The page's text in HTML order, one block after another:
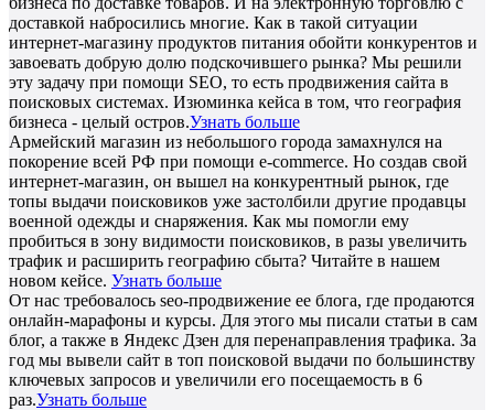
доставкой набросились многие. Как в такой ситуации
интернет-магазину продуктов питания обойти конкурентов и
завоевать добрую долю подскочившего рынка? Мы решили
эту задачу при помощи SEO, то есть продвижения сайта в
поисковых системах. Изюминка кейса в том, что география
бизнеса - целый остров.Узнать больше
Армейский магазин из небольшого города замахнулся на
покорение всей РФ при помощи e-commerce. Но создав свой
интернет-магазин, он вышел на конкурентный рынок, где
топы выдачи поисковиков уже застолбили другие продавцы
военной одежды и снаряжения. Как мы помогли ему
пробиться в зону видимости поисковиков, в разы увеличить
трафик и расширить географию сбыта? Читайте в нашем
новом кейсе. Узнать больше
От нас требовалось seo-продвижение ее блога, где продаются
онлайн-марафоны и курсы. Для этого мы писали статьи в сам
блог, а также в Яндекс Дзен для перенаправления трафика. За
год мы вывели сайт в топ поисковой выдачи по большинству
ключевых запросов и увеличили его посещаемость в 6
раз.Узнать больше